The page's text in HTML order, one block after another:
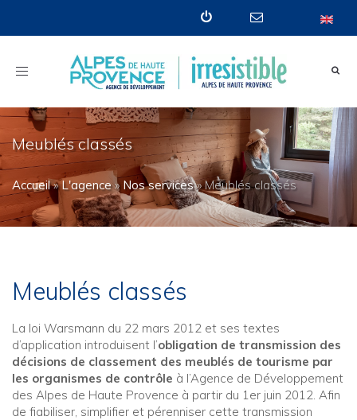
Toggle
navigation
Meublés classés
Accueil»L'agence»Nos services»Meublés classés
Meublés classés
La loi Warsmann du 22 mars 2012 et ses textes
d’application introduisent l’obligation de transmission des
décisions de classement des meublés de tourisme par
les organismes de contrôle à l’Agence de Développement
des Alpes de Haute Provence à partir du 1er juin 2012. Afin
de fiabiliser, simplifier et pérenniser cette transmission